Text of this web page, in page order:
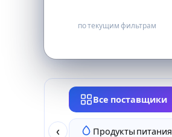
по текущим фильтрам
‹
Все поставщики
Продукты питания